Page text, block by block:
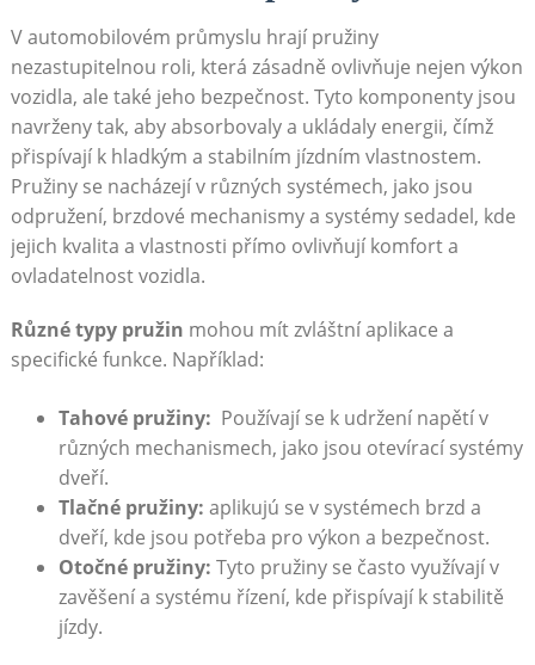
V automobilovém průmyslu hrají pružiny
⁣nezastupitelnou roli, ⁢která​ zásadně ovlivňuje nejen výkon
vozidla, ale také jeho bezpečnost. Tyto‌ komponenty ‌jsou
navrženy tak, aby ⁤absorbovaly‍ a ukládaly energii, čímž
přispívají k hladkým a stabilním jízdním vlastnostem.
Pružiny se nacházejí⁣ v⁢ různých systémech, ‌jako jsou
odpružení, brzdové mechanismy a systémy⁤ sedadel, kde
jejich⁤ kvalita ‍a vlastnosti⁤ přímo ovlivňují komfort⁣ a
ovladatelnost⁣ vozidla.
Různé typy ⁢pružin ⁣mohou‍ mít zvláštní⁣ aplikace a
specifické funkce. Například:
Tahové pružiny: ‍ Používají se‍ k udržení napětí v
různých mechanismech, jako ⁤jsou ‍otevírací systémy
dveří.
Tlačné pružiny: ⁤aplikujú se v systémech brzd a
‍dveří, kde jsou potřeba pro výkon a bezpečnost.
Otočné‍ pružiny: Tyto pružiny se často využívají ‍v
zavěšení a systému‍ řízení, kde přispívají k stabilitě
jízdy.